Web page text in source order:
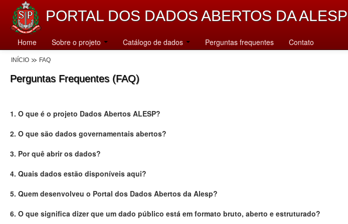
PORTAL DOS DADOS ABERTOS DA ALESP
Home Sobre o projeto Catálogo de dados Perguntas frequentes Contato
INÍCIO FAQ
Perguntas Frequentes (FAQ)
1. O que é o projeto Dados Abertos ALESP?
2. O que são dados governamentais abertos?
3. Por quê abrir os dados?
4. Quais dados estão disponíveis aqui?
5. Quem desenvolveu o Portal dos Dados Abertos da Alesp?
6. O que significa dizer que um dado público está em formato bruto, aberto e estruturado?